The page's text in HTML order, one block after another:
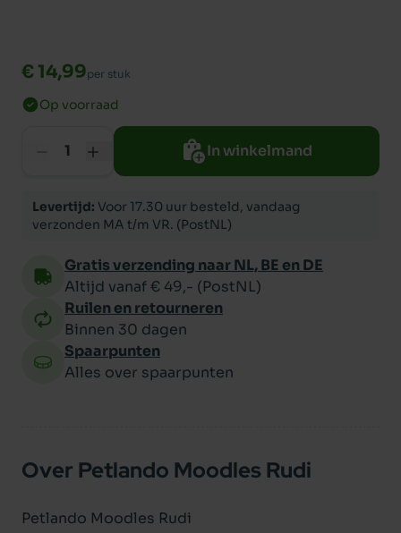
€ 14,99per stuk
Op voorraad
In winkelmand
Levertijd: Voor 17.30 uur besteld, vandaag
verzonden MA t/m VR. (PostNL)
Gratis verzending naar NL, BE en DE
Altijd vanaf € 49,- (PostNL)
Ruilen en retourneren
Binnen 30 dagen
Spaarpunten
Alles over spaarpunten
Over Petlando Moodles Rudi
Petlando Moodles Rudi